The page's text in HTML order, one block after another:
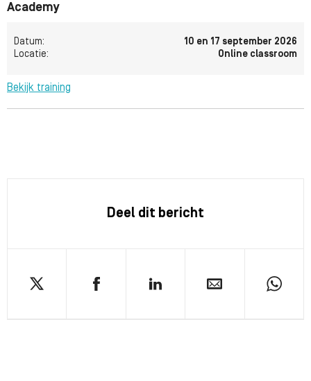
Academy
Datum:
10 en 17 september 2026
Locatie:
Online classroom
Bekijk training
Deel dit bericht